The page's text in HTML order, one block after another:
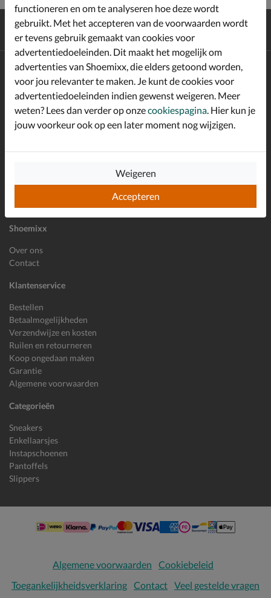
Gratisverzending en retour*
Achterafbetalen
Shoemixx
Over ons
Contact
Klantenservice
Bestellen
Betaalmogelijkheden
Verzendwijze en kosten
Ruilen en retourneren
Koop ongedaan maken
Garantie
Algemene voorwaarden
Categorieën
Sneakers
Enkellaarsjes
Instapschoenen
Pantoffels
Slippers
Altijd op de hoogte zijn?
Schrijf je in voor de Shoemixx nieuwsbrief en ontvang €10,-
welkomstkorting!
Inschrijven
Algemene voorwaarden
Cookiebeleid
Toegankelijkheidsverklaring Contact Veel gestelde vragen
functioneren en om te analyseren hoe deze wordt
gebruikt. Met het accepteren van de voorwaarden wordt
er tevens gebruik gemaakt van cookies voor
advertentiedoeleinden. Dit maakt het mogelijk om
advertenties van Shoemixx, die elders getoond worden,
voor jou relevanter te maken. Je kunt de cookies voor
advertentiedoeleinden indien gewenst weigeren. Meer
weten? Lees dan verder op onzecookiespagina. Hier kun je
jouw voorkeur ook op een later moment nog wijzigen.
Accepteren
Weigeren